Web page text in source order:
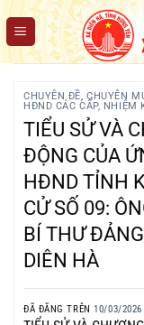
Chuyển
đến
nội
CHUYÊN ĐỀ,CHUYÊN
HĐND CÁC CẤP, NHIỆM
TIỂU SỬ VÀ
ĐỘNG CỦA
HĐND TỈNH
CỬ SỐ 09:
BÍ THƯ
DIÊN HÀ
ĐÃ ĐĂNG TRÊN10/03/2026